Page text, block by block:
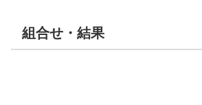
組合せ・結果